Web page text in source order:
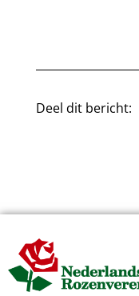
Deel dit bericht: